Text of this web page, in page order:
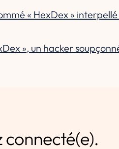
« HexDex »
», un hacker
connecté(e).